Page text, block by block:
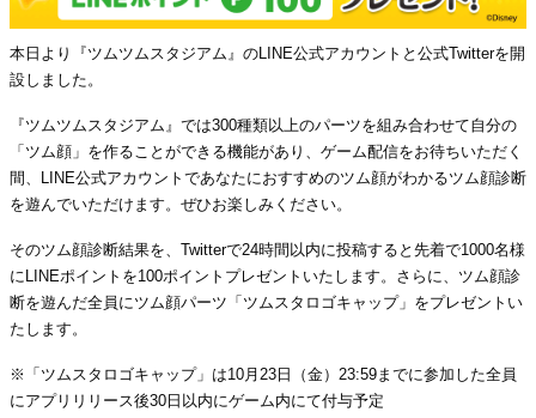
本日より『ツムツムスタジアム』のLINE公式アカウントと公式Twitterを開
設しました。
『ツムツムスタジアム』では300種類以上のパーツを組み合わせて自分の
「ツム顔」を作ることができる機能があり、ゲーム配信をお待ちいただく
間、LINE公式アカウントであなたにおすすめのツム顔がわかるツム顔診断
を遊んでいただけます。ぜひお楽しみください。
そのツム顔診断結果を、Twitterで24時間以内に投稿すると先着で1000名様
にLINEポイントを100ポイントプレゼントいたします。さらに、ツム顔診
断を遊んだ全員にツム顔パーツ「ツムスタロゴキャップ」をプレゼントい
たします。
※「ツムスタロゴキャップ」は10月23日（金）23:59までに参加した全員
にアプリリリース後30日以内にゲーム内にて付与予定